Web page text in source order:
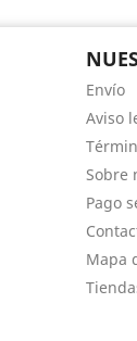
Envío
Aviso
Sobre
Pago
Mapa